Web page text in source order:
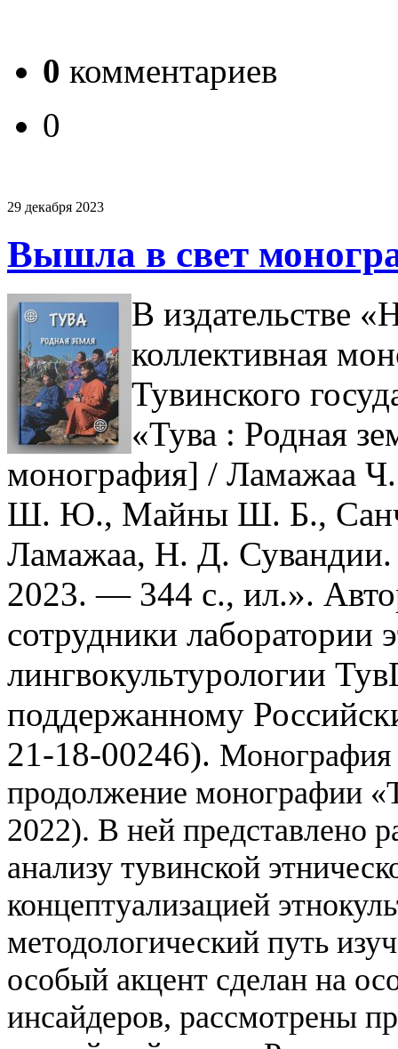
0 комментариев
0
29 декабря 2023
Вышла в свет
В издательстве
коллективная
Тувинского
«Тува : Родная
монография] / Ламажаа
Ш. Ю., Майны Ш. Б.,
Ламажаа, Н. Д.
2023. — 344 с., ил.».
сотрудники лаборатории
лингвокультурологии
поддержанному
21-18-00246). Монография
продолжение монографии
2022). В ней представлено
анализу тувинской
концептуализацией
методологический путь
особый акцент сделан на
инсайдеров, рассмотрены